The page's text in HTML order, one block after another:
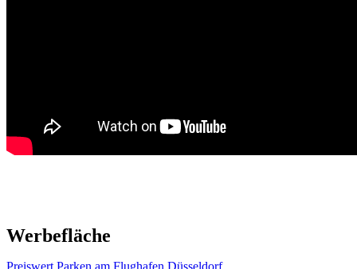
Werbefläche
Preiswert Parken am Flughafen Düsseldorf